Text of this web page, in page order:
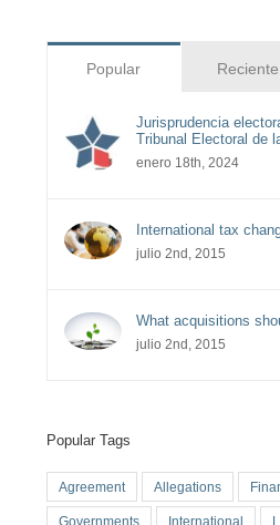
Popular Reciente
Jurisprudencia
Tribunal Electoral de
enero 18th, 2024
International tax
julio 2nd, 2015
What acquisitions
julio 2nd, 2015
Popular Tags
Agreement Allegations
Governments International